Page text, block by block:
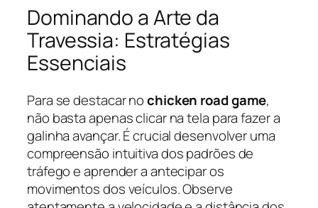
Dominando a Arte da
Travessia: Estratégias
Essenciais
Para se destacar nochicken road game,
não basta apenas clicar na tela para fazer a
galinha avançar. É crucial desenvolver uma
compreensão intuitiva dos padrões de
tráfego e aprender a antecipar os
movimentos dos veículos. Observe